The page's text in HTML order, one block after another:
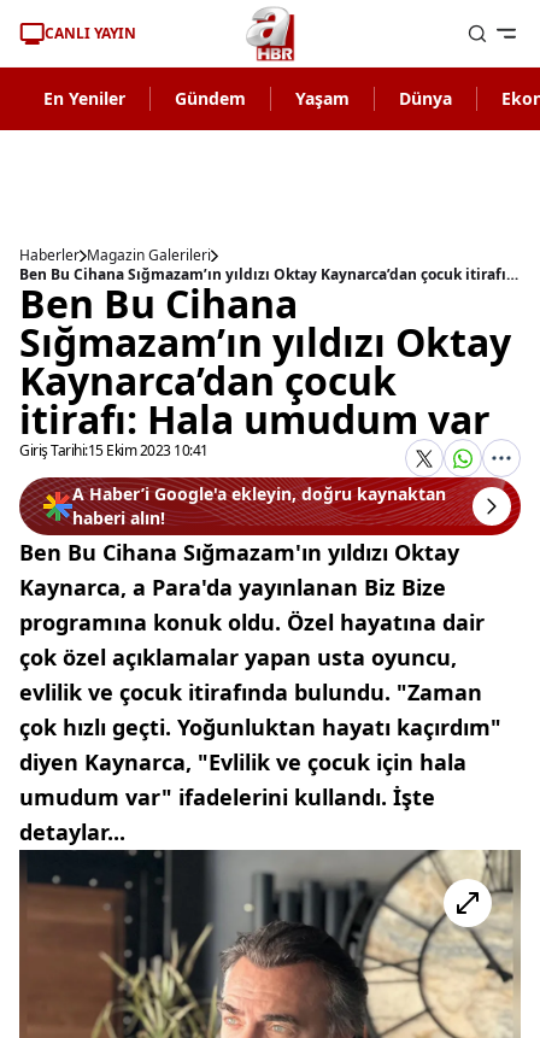
CANLI YAYIN
En Yeniler Gündem Yaşam Dünya
Haberler Magazin Galerileri
Ben Bu Cihana Sığmazam’ın yıldızı Oktay Kaynarca’dan çocuk itirafı: Hala umudum var
Ben Bu Cihana
Sığmazam’ın yıldızı Oktay
Kaynarca’dan çocuk
itirafı: Hala umudum var
Giriş Tarihi:15 Ekim 2023 10:41
A Haber’i Google'a ekleyin, doğru kaynaktan
haberi alın!
Ben Bu Cihana Sığmazam'ın yıldızı Oktay
Kaynarca, a Para'da yayınlanan Biz Bize
programına konuk oldu. Özel hayatına dair
çok özel açıklamalar yapan usta oyuncu,
evlilik ve çocuk itirafında bulundu. "Zaman
çok hızlı geçti. Yoğunluktan hayatı kaçırdım"
diyen Kaynarca, "Evlilik ve çocuk için hala
umudum var" ifadelerini kullandı. İşte
detaylar...